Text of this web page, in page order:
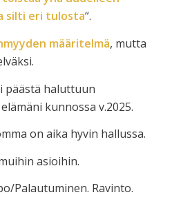
silti eri tulosta“.
määritelmä, mutta
päästä haluttuun
kunnossa v.2025.
on aika hyvin hallussa.
asioihin.
Palautuminen. Ravinto.